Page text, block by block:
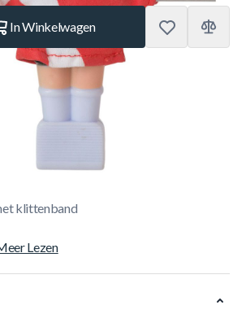
In Winkelwagen
meer realistisch laten
klittenband
Lezen